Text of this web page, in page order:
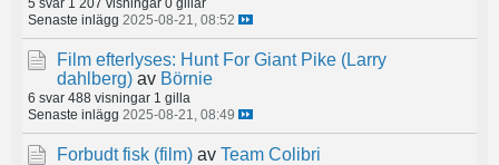
Senaste inlägg 2025-08-21, 08:52
Film efterlyses: Hunt For Giant Pike (Larry
dahlberg) av Börnie
6 svar 488 visningar 1 gilla
Senaste inlägg 2025-08-21, 08:49
Forbudt fisk (film) av Team Colibri